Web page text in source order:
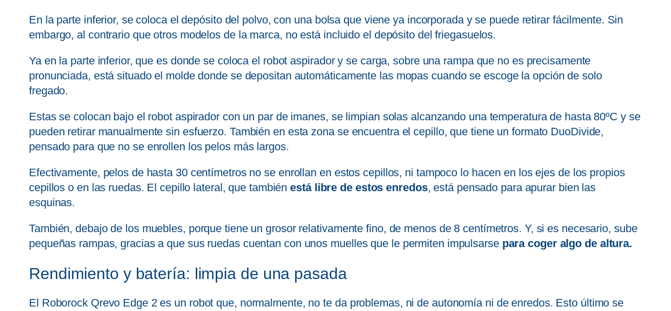
En la parte inferior, se coloca el depósito del polvo, con una bolsa que viene ya incorporada y se puede retirar fácilmente. Sin
embargo, al contrario que otros modelos de la marca, no está incluido el depósito del friegasuelos.
Ya en la parte inferior, que es donde se coloca el robot aspirador y se carga, sobre una rampa que no es precisamente
pronunciada, está situado el molde donde se depositan automáticamente las mopas cuando se escoge la opción de solo
fregado.
Estas se colocan bajo el robot aspirador con un par de imanes, se limpian solas alcanzando una temperatura de hasta 80ºC y se
pueden retirar manualmente sin esfuerzo. También en esta zona se encuentra el cepillo, que tiene un formato DuoDivide,
pensado para que no se enrollen los pelos más largos.
Efectivamente, pelos de hasta 30 centímetros no se enrollan en estos cepillos, ni tampoco lo hacen en los ejes de los propios
cepillos o en las ruedas. El cepillo lateral, que tambiénestá libre de estos enredos, está pensado para apurar bien las
esquinas.
También, debajo de los muebles, porque tiene un grosor relativamente fino, de menos de 8 centímetros. Y, si es necesario, sube
pequeñas rampas, gracias a que sus ruedas cuentan con unos muelles que le permiten impulsarse para coger algo de altura.
Rendimiento y batería: limpia de una pasada
El Roborock Qrevo Edge 2 es un robot que, normalmente, no te da problemas, ni de autonomía ni de enredos. Esto último se